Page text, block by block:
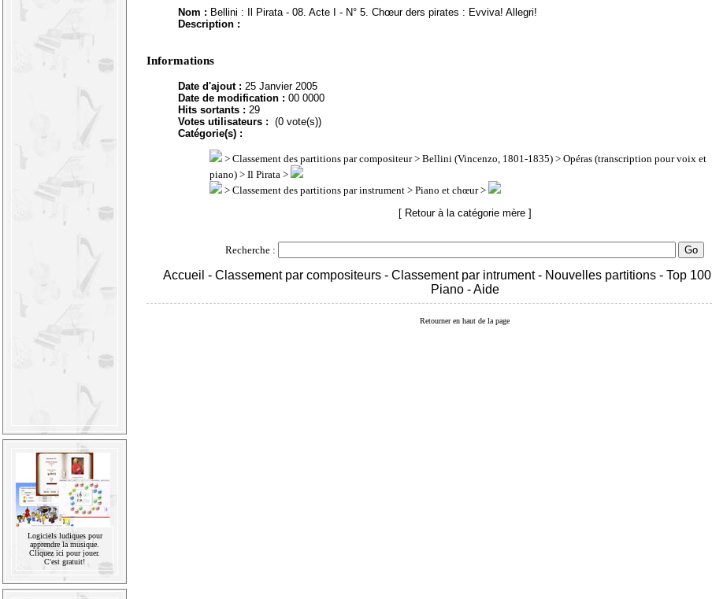
Logiciels ludiques pour
apprendre la musique.
Cliquez ici pour jouer.
C'est gratuit!
Nom : Bellini : Il Pirata - 08. Acte I - N° 5. Chœur ders pirates : Evviva! Allegri!
Description :
Informations
Date d'ajout : 25 Janvier 2005
Date de modification : 00 0000
Hits sortants : 29
Votes utilisateurs : (0 vote(s))
Catégorie(s) :
> Classement des partitions par compositeur> Bellini (Vincenzo, 1801-1835) > Opéras (transcription pour voix et
piano) > Il Pirata >
> Classement des partitions par instrument > Piano et chœur >
[ Retour à la catégorie mère ]
Recherche :
Accueil - Classement par compositeurs - Classement par intrument- Nouvelles partitions - Top 100
Piano-Aide
Retourner en haut de la page